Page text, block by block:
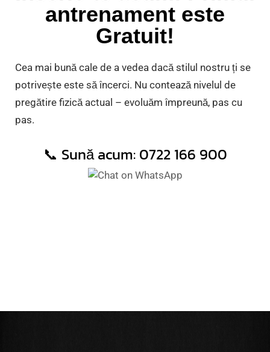
antrenament este
Gratuit!
Cea mai bună cale de a vedea dacă stilul nostru ți se
potrivește este să încerci. Nu contează nivelul de
pregătire fizică actual – evoluăm împreună, pas cu
pas.
📞 Sună acum: 0722 166 900